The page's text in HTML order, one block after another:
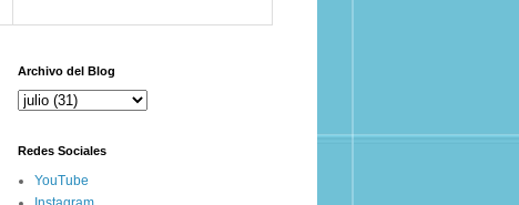
Archivo del Blog
Redes Sociales
YouTube